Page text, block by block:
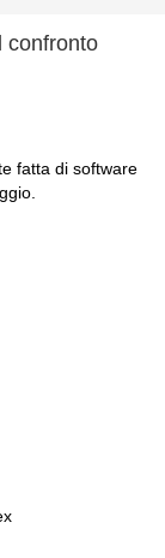
confronto
fatta di software